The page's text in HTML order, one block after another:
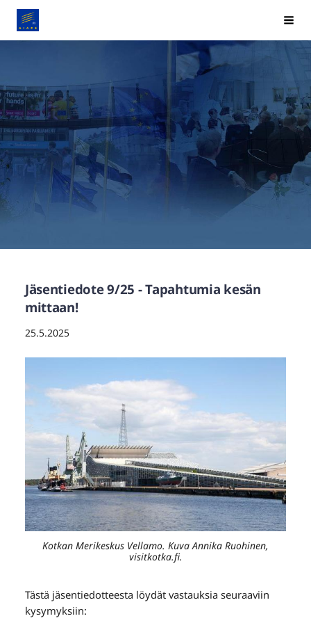
Siirry
sivun
AIACE-Finland
Jäsentiedote 9/25 - Tapahtumia kesän
mittaan!
25.5.2025
Kotkan Merikeskus Vellamo. Kuva Annika Ruohinen,
visitkotka.fi.
Tästä jäsentiedotteesta löydät vastauksia seuraaviin
kysymyksiin: